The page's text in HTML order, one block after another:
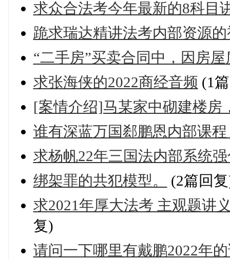
求众合法考今年最新的8科目
跪求瑞达精讲法考内部资源
“二手房”买卖合同中，因房屋
求张海侠的2022商经音频 (1
[案情介绍]马某家中砌建楼房
谁有深蓝万国郄鹏恩内部课
求杨帆22年三国法内部系统
绑架罪的共犯模型。
(2篇回
求2021年厚大法考 主观题讲
复)
请问一下哪里有戴鹏2022年